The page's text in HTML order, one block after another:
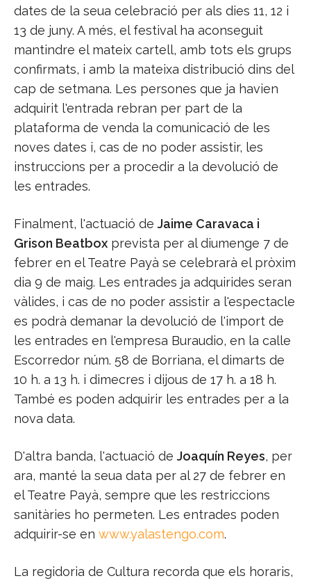
dates de la seua celebració per als dies 11, 12 i
13 de juny. A més, el festival ha aconseguit
mantindre el mateix cartell, amb tots els grups
confirmats, i amb la mateixa distribució dins del
cap de setmana. Les persones que ja havien
adquirit l'entrada rebran per part de la
plataforma de venda la comunicació de les
noves dates i, cas de no poder assistir, les
instruccions per a procedir a la devolució de
les entrades.
Finalment, l'actuació de Jaime Caravaca i
Grison Beatbox prevista per al diumenge 7 de
febrer en el Teatre Payà se celebrarà el pròxim
dia 9 de maig. Les entrades ja adquirides seran
vàlides, i cas de no poder assistir a l'espectacle
es podrà demanar la devolució de l'import de
les entrades en l'empresa Buraudio, en la calle
Escorredor núm. 58 de Borriana, el dimarts de
10 h. a 13 h. i dimecres i dijous de 17 h. a 18 h.
També es poden adquirir les entrades per a la
nova data.
D'altra banda, l'actuació de Joaquín Reyes, per
ara, manté la seua data per al 27 de febrer en
el Teatre Payà, sempre que les restriccions
sanitàries ho permeten. Les entrades poden
adquirir-se en www.yalastengo.com.
La regidoria de Cultura recorda que els horaris,